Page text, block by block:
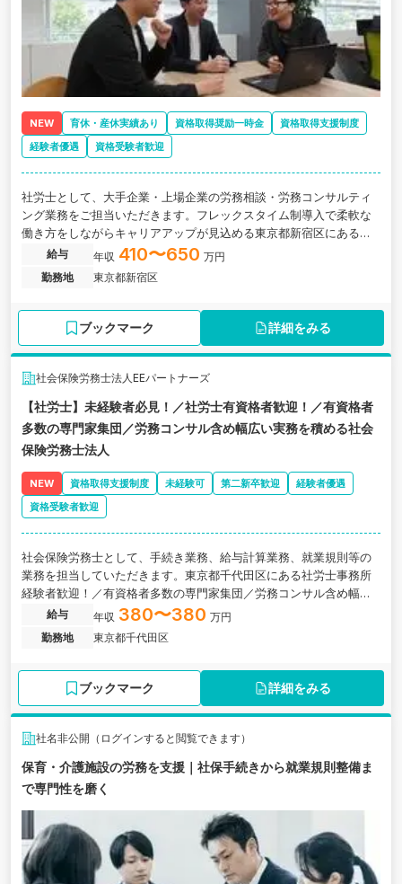
NEW 育休・産休実績あり 資格取得奨励一時金
資格取得支援制度
経験者優遇
資格受験者歓迎
社労士として、大手企業・上場企業の労務相談・労務コンサルティ
ング業務をご担当いただきます。フレックスタイム制導入で柔軟な
働き方をしながらキャリアアップが見込める東京都新宿区にある、
大手上場企業から中小企業まで幅広い経験が積める社労士法人の求
人です。
給与 年収 410〜650 万円
勤務地
東京都新宿区
ブックマーク 詳細をみる
社会保険労務士法人EEパートナーズ
【社労士】未経験者必見！／社労士有資格者歓迎！／有資格者
多数の専門家集団／労務コンサル含め幅広い実務を積める社会
保険労務士法人
NEW 資格取得支援制度 未経験可 第二新卒歓迎
経験者優遇
資格受験者歓迎
社会保険労務士として、手続き業務、給与計算業務、就業規則等の
業務を担当していただきます。東京都千代田区にある社労士事務所
経験者歓迎！／有資格者多数の専門家集団／労務コンサル含め幅広
い実務を積める労務のノウハウが蓄積された社会保険労務士法人
給与 年収 380〜380 万円
勤務地
東京都千代田区
ブックマーク 詳細をみる
社名非公開（ログインすると閲覧できます）
保育・介護施設の労務を支援｜社保手続きから就業規則整備ま
で専門性を磨く